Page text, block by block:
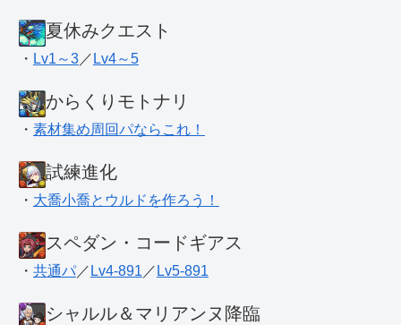
夏休みクエスト
・ Lv1～3 ／ Lv4～5
からくりモトナリ
・ 素材集め周回パならこれ！
試練進化
・ 大喬小喬とウルドを作ろう！
スペダン・コードギアス
・ 共通パ ／ Lv4-891 ／ Lv5-891
シャルル＆マリアンヌ降臨